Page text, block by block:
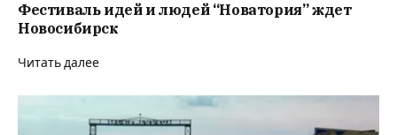
Фестиваль идей и людей “Новатория” ждет
Новосибирск
Читать далее